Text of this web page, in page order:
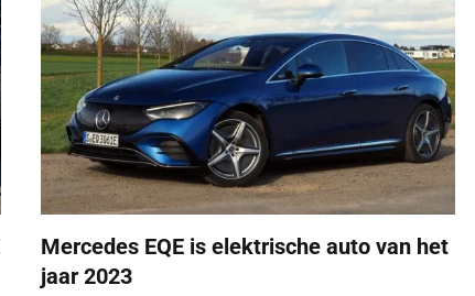
Mercedes EQE is elektrische auto van het
jaar 2023